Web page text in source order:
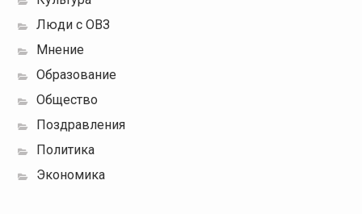
Люди с ОВЗ
Мнение
Образование
Общество
Поздравления
Политика
Экономика